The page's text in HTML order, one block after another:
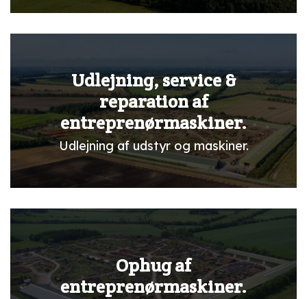
Udlejning, service &
reparation af
entreprenørmaskiner.
Udlejning af udstyr og maskiner.
Ophug af
entreprenørmaskiner.